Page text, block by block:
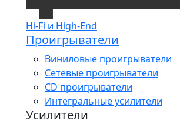
Hi-Fi и High-End
Проигрыватели
Виниловые проигрыватели
Сетевые проигрыватели
CD проигрыватели
Интегральные усилители
Усилители